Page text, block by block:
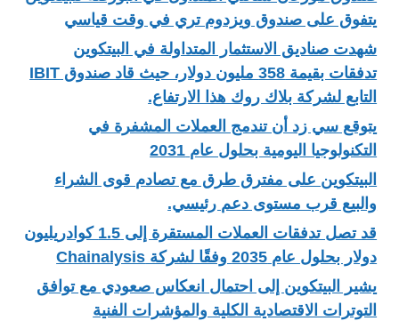
يتفوق على صندوق ويزدوم تري في وقت قياسي
شهدت صناديق الاستثمار المتداولة في البيتكوين
تدفقات بقيمة 358 مليون دولار، حيث قاد صندوق IBIT
التابع لشركة بلاك روك هذا الارتفاع.
يتوقع سي زد أن تندمج العملات المشفرة في
التكنولوجيا اليومية بحلول عام 2031
البيتكوين على مفترق طرق مع تصادم قوى الشراء
والبيع قرب مستوى دعم رئيسي.
قد تصل تدفقات العملات المستقرة إلى 1.5 كوادريليون
دولار بحلول عام 2035 وفقًا لشركة Chainalysis
يشير البيتكوين إلى احتمال انعكاس صعودي مع توافق
التوترات الاقتصادية الكلية والمؤشرات الفنية